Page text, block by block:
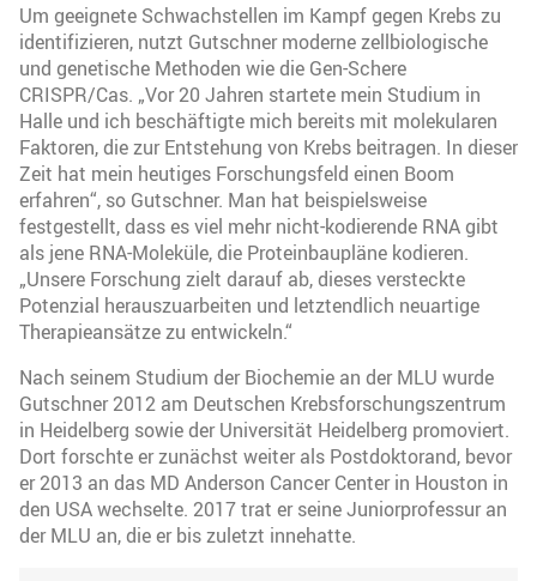
Um geeignete Schwachstellen im Kampf gegen Krebs zu
identifizieren, nutzt Gutschner moderne zellbiologische
und genetische Methoden wie die Gen-Schere
CRISPR/Cas. „Vor 20 Jahren startete mein Studium in
Halle und ich beschäftigte mich bereits mit molekularen
Faktoren, die zur Entstehung von Krebs beitragen. In dieser
Zeit hat mein heutiges Forschungsfeld einen Boom
erfahren“, so Gutschner. Man hat beispielsweise
festgestellt, dass es viel mehr nicht-kodierende RNA gibt
als jene RNA-Moleküle, die Proteinbaupläne kodieren.
„Unsere Forschung zielt darauf ab, dieses versteckte
Potenzial herauszuarbeiten und letztendlich neuartige
Therapieansätze zu entwickeln.“
Nach seinem Studium der Biochemie an der MLU wurde
Gutschner 2012 am Deutschen Krebsforschungszentrum
in Heidelberg sowie der Universität Heidelberg promoviert.
Dort forschte er zunächst weiter als Postdoktorand, bevor
er 2013 an das MD Anderson Cancer Center in Houston in
den USA wechselte. 2017 trat er seine Juniorprofessur an
der MLU an, die er bis zuletzt innehatte.